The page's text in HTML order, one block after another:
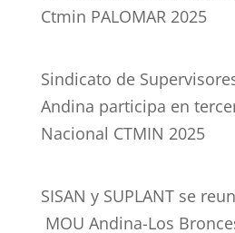
Ctmin PALOMAR 2025
Sindicato de
Andina participa en
Nacional CTMIN 2025
SISAN y SUPLANT se
MOU Andina-Los